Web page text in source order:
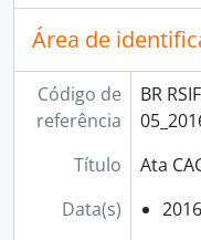
Área de
Código de
referência
BR
Título
Ata
Data(s)